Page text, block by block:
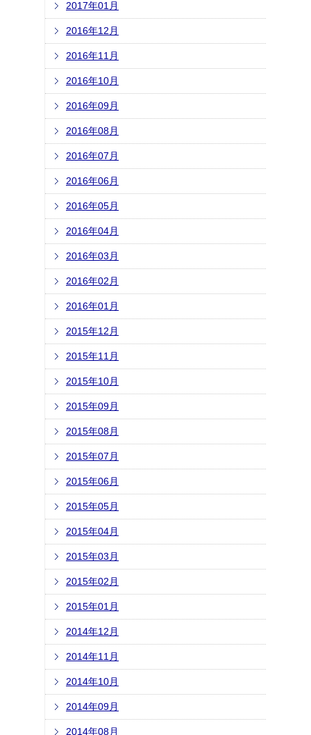
2017年01月
2016年12月
2016年11月
2016年10月
2016年09月
2016年08月
2016年07月
2016年06月
2016年05月
2016年04月
2016年03月
2016年02月
2016年01月
2015年12月
2015年11月
2015年10月
2015年09月
2015年08月
2015年07月
2015年06月
2015年05月
2015年04月
2015年03月
2015年02月
2015年01月
2014年12月
2014年11月
2014年10月
2014年09月
2014年08月